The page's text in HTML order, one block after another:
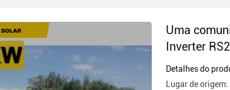
Uma
Inverter
Detalhes do
Lugar de